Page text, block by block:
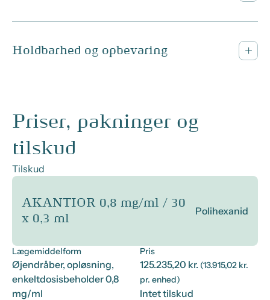
Holdbarhed og opbevaring
Priser, pakninger og
tilskud
Tilskud
AKANTIOR 0,8 mg/ml / 30
x 0,3 ml
Polihexanid
Lægemiddelform
Øjendråber, opløsning,
enkeltdosisbeholder 0,8
mg/ml
Pris
125.235,20 kr. (13.915,02 kr.
pr. enhed)
Intet tilskud